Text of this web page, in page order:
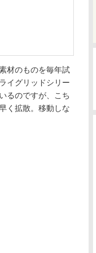
材のものを毎年試
イグリッドシリー
るのですが、こち
く拡散。移動しな